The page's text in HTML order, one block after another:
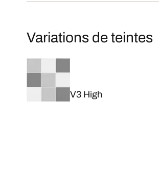
Variations de teintes
V3 High